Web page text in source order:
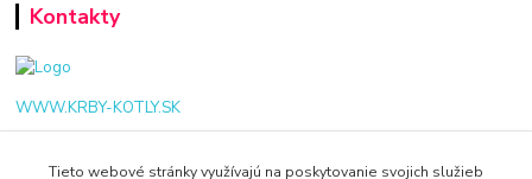
Kontakty
WWW.KRBY-KOTLY.SK
Tieto webové stránky využívajú na poskytovanie svojich služieb